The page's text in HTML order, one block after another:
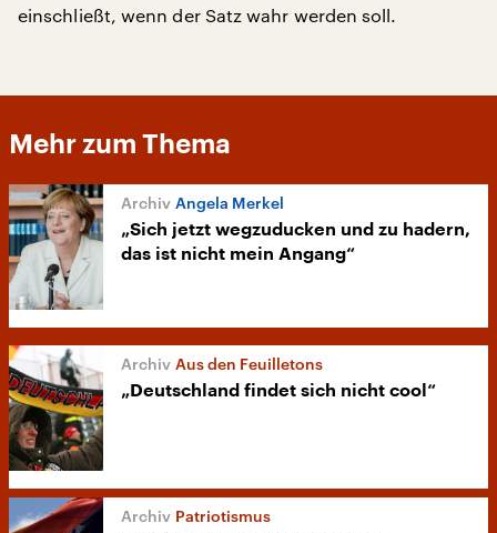
einschließt, wenn der Satz wahr werden soll.
Mehr zum Thema
Angela Merkel
„Sich jetzt wegzuducken und zu hadern,
das ist nicht mein Angang“
Aus den Feuilletons
„Deutschland findet sich nicht cool“
Patriotismus